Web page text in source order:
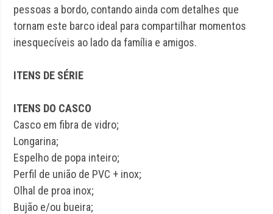
pessoas a bordo, contando ainda com detalhes que
tornam este barco ideal para compartilhar momentos
inesquecíveis ao lado da família e amigos.
ITENS DE SÉRIE
ITENS DO CASCO
Casco em fibra de vidro;
Longarina;
Espelho de popa inteiro;
Perfil de união de PVC + inox;
Olhal de proa inox;
Bujão e/ou bueira;